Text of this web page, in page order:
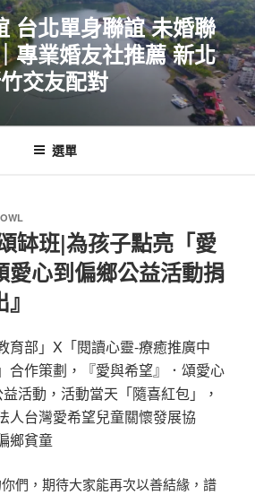
台北單身聯誼 未婚聯
專業婚友社推薦 新北
交友配對
選單
缽班|為孩子點亮「愛
愛心到偏鄉公益活動捐
育部」X「閱讀心靈-療癒推廣中
合作策劃，『愛與希望』．頌愛心
活動，活動當天「隨喜紅包」，
人台灣愛希望兒童關懷發展協
鄉貧童
們，期待大家能再次以善結緣，譜